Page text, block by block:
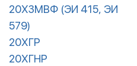
20Х3МВФ (ЭИ 415, ЭИ
579)
20ХГР
20ХГНР